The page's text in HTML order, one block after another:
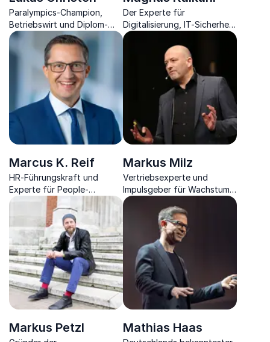
Paralympics-Champion,
Betriebswirt und Diplom-
Pädagoge entfacht
verborgene Potenziale.
Der Experte für
Digitalisierung, IT-Sicherheit
und KI bringt Sie
geschmeidig und viel Humor
auf den aktuellsten Stand
der Technik und zeigt Ihnen
Marcus K. Reif
HR-Führungskraft und
Experte für People-
Management zeigt Ihnen
den positiven Einfluss einer
modernen Personalarbeit.
Markus Milz
Vertriebsexperte und
Impulsgeber für Wachstum,
Change Management und
Transformation
Markus Petzl Mathias Haas